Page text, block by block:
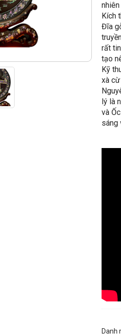
Kích
Đĩa
rất
tạo
Kỹ
xà cừ
lý là
và
sáng
Danh